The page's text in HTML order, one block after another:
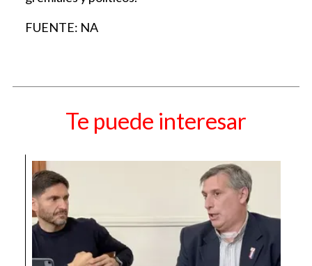
FUENTE: NA
Te puede interesar